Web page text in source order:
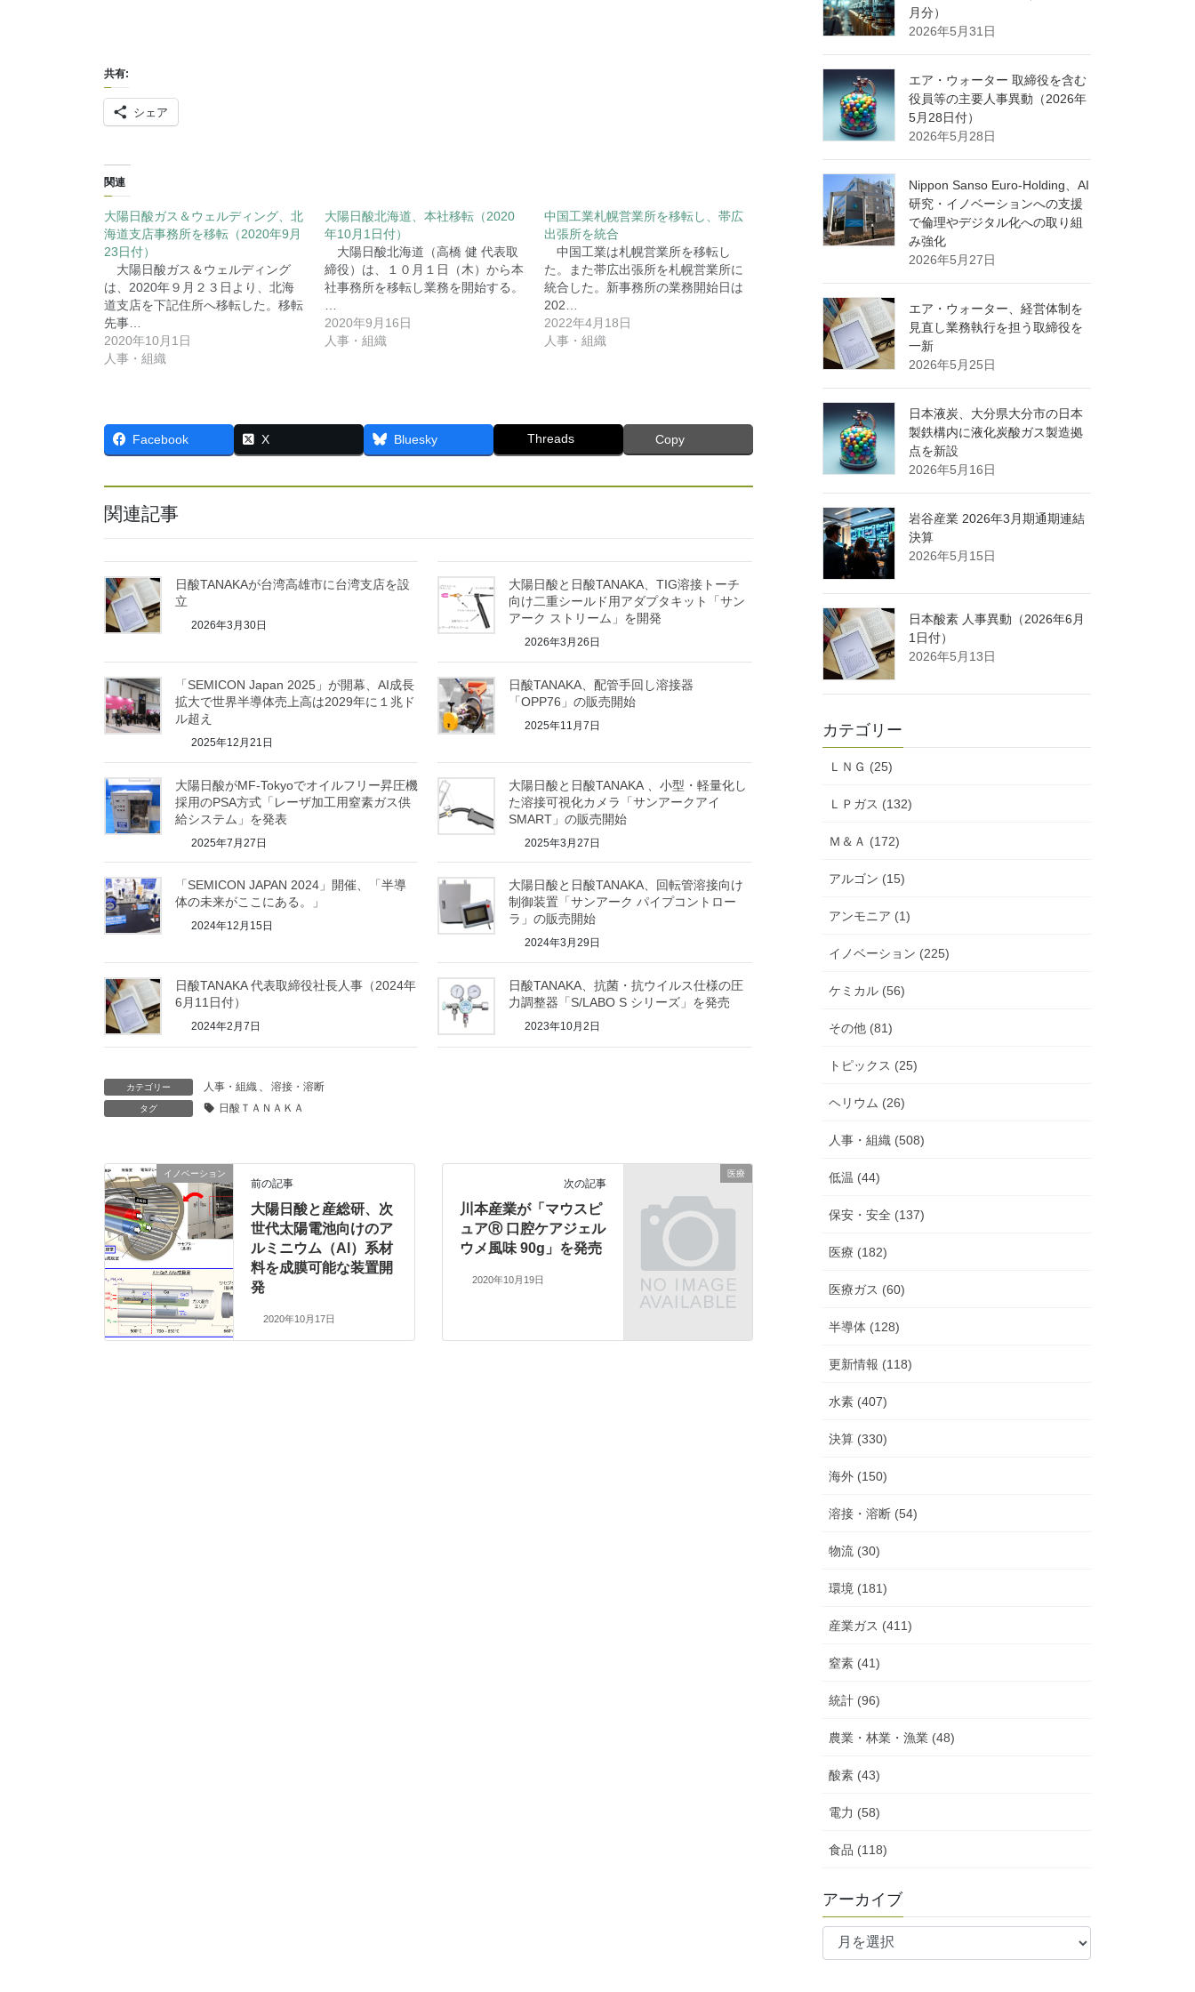
共有:
シェア
関連
大陽日酸ガス＆ウェルディング、北
海道支店事務所を移転（2020年9月
23日付）
大陽日酸ガス＆ウェルディング
は、2020年９月２３日より、北海
道支店を下記住所へ移転した。移転
先事…
2020年10月1日
人事・組織
大陽日酸北海道、本社移転（2020
年10月1日付）
大陽日酸北海道（高橋 健 代表取
締役）は、１０月１日（木）から本
社事務所を移転し業務を開始する。
…
2020年9月16日
人事・組織
中国工業札幌営業所を移転し、帯広
出張所を統合
中国工業は札幌営業所を移転し
た。また帯広出張所を札幌営業所に
統合した。新事務所の業務開始日は
202…
2022年4月18日
人事・組織
Facebook X Bluesky Threads Copy
関連記事
日酸TANAKAが台湾高雄市に台湾支店を設
立
2026年3月30日
大陽日酸と日酸TANAKA、TIG溶接トーチ
向け二重シールド用アダプタキット「サン
アーク ストリーム」を開発
2026年3月26日
「SEMICON Japan 2025」が開幕、AI成長
拡大で世界半導体売上高は2029年に１兆ド
ル超え
2025年12月21日
日酸TANAKA、配管手回し溶接器
「OPP76」の販売開始
2025年11月7日
大陽日酸がMF-Tokyoでオイルフリー昇圧機
採用のPSA方式「レーザ加工用窒素ガス供
給システム」を発表
2025年7月27日
大陽日酸と日酸TANAKA 、小型・軽量化し
た溶接可視化カメラ「サンアークアイ
SMART」の販売開始
2025年3月27日
「SEMICON JAPAN 2024」開催、「半導
体の未来がここにある。」
2024年12月15日
大陽日酸と日酸TANAKA、回転管溶接向け
制御装置「サンアーク パイプコントロー
ラ」の販売開始
2024年3月29日
日酸TANAKA 代表取締役社長人事（2024年
6月11日付）
2024年2月7日
日酸TANAKA、抗菌・抗ウイルス仕様の圧
力調整器「S/LABO S シリーズ」を発売
2023年10月2日
カテゴリー 人事・組織 、 溶接・溶断
タグ 日酸ＴＡＮＡＫＡ
イノベーション
前の記事
大陽日酸と産総研、次
世代太陽電池向けのア
ルミニウム（Al）系材
料を成膜可能な装置開
発
2020年10月17日
医療
次の記事
川本産業が「マウスピ
ュアⓇ 口腔ケアジェル
ウメ風味 90g」を発売
2020年10月19日
月分）
2026年5月31日
エア・ウォーター 取締役を含む
役員等の主要人事異動（2026年
5月28日付）
2026年5月28日
Nippon Sanso Euro-Holding、AI
研究・イノベーションへの支援
で倫理やデジタル化への取り組
み強化
2026年5月27日
エア・ウォーター、経営体制を
見直し業務執行を担う取締役を
一新
2026年5月25日
日本液炭、大分県大分市の日本
製鉄構内に液化炭酸ガス製造拠
点を新設
2026年5月16日
岩谷産業 2026年3月期通期連結
決算
2026年5月15日
日本酸素 人事異動（2026年6月
1日付）
2026年5月13日
カテゴリー
ＬＮＧ (25)
ＬＰガス (132)
Ｍ＆Ａ (172)
アルゴン (15)
アンモニア (1)
イノベーション (225)
ケミカル (56)
その他 (81)
トピックス (25)
ヘリウム (26)
人事・組織 (508)
低温 (44)
保安・安全 (137)
医療 (182)
医療ガス (60)
半導体 (128)
更新情報 (118)
水素 (407)
決算 (330)
海外 (150)
溶接・溶断 (54)
物流 (30)
環境 (181)
産業ガス (411)
窒素 (41)
統計 (96)
農業・林業・漁業 (48)
酸素 (43)
電力 (58)
食品 (118)
アーカイブ
ア